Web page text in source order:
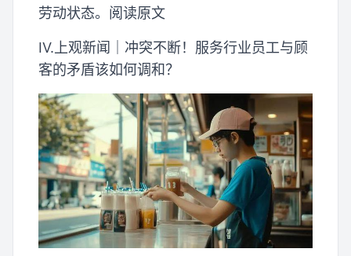
劳动状态。阅读原文
IV.上观新闻｜冲突不断！服务行业员工与顾
客的矛盾该如何调和？